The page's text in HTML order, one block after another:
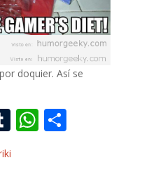
doquier. Así se
T W